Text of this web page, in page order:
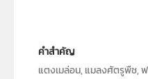
คำสำคัญ
แตงเมล่อน, แมลงศัตรูพืช,